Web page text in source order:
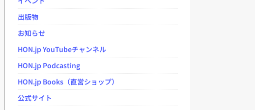
出版物
お知らせ
HON.jp YouTubeチャンネル
HON.jp Podcasting
HON.jp Books（直営ショップ）
公式サイト